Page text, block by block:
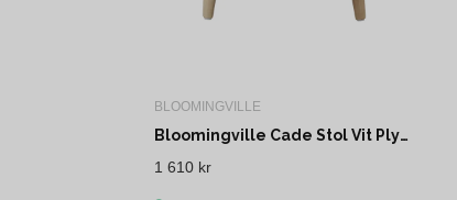
BLOOMINGVILLE
Bloomingville Cade Stol Vit Plywood L52 cm
1 610 kr